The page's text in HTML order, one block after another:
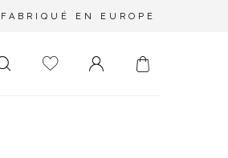
FABRIQUÉ EN EUROPE
PLUS SIZE SALE